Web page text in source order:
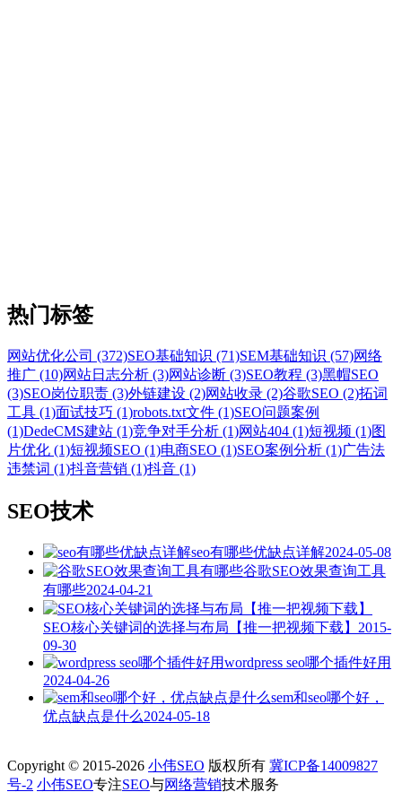
热门标签
网站优化公司 (372)SEO基础知识 (71)SEM基础知识 (57)网络
推广 (10)网站日志分析 (3)网站诊断 (3)SEO教程 (3)黑帽SEO
(3)SEO岗位职责 (3)外链建设 (2)网站收录 (2)谷歌SEO (2)拓词
工具 (1)面试技巧 (1)robots.txt文件 (1)SEO问题案例
(1)DedeCMS建站 (1)竞争对手分析 (1)网站404 (1)短视频 (1)图
片优化 (1)短视频SEO (1)电商SEO (1)SEO案例分析 (1)广告法
违禁词 (1)抖音营销 (1)抖音 (1)
SEO技术
seo有哪些优缺点详解2024-05-08
谷歌SEO效果查询工具
有哪些2024-04-21
SEO核心关键词的选择与布局【推一把视频下载】 2015-
09-30
wordpress seo哪个插件好用
2024-04-26
sem和seo哪个好，
优点缺点是什么2024-05-18
Copyright © 2015-2026 小伟SEO 版权所有 冀ICP备14009827
号-2 小伟SEO专注SEO与网络营销技术服务